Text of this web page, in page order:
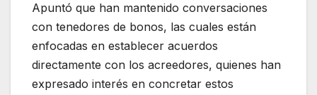
Apuntó que han mantenido conversaciones
con tenedores de bonos, las cuales están
enfocadas en establecer acuerdos
directamente con los acreedores, quienes han
expresado interés en concretar estos